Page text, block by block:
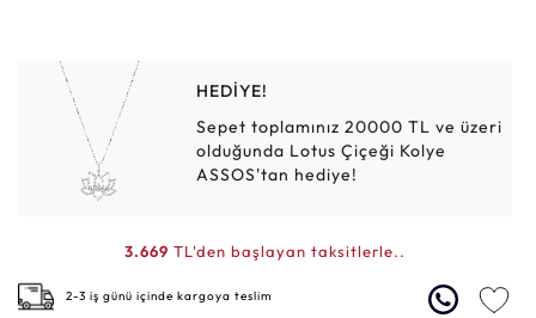
HEDİYE!
Sepet toplamınız 20000 TL ve üzeri
olduğunda Lotus Çiçeği Kolye
ASSOS'tan hediye!
3.669 TL'den başlayan taksitlerle..
2-3 iş günü içinde kargoya teslim